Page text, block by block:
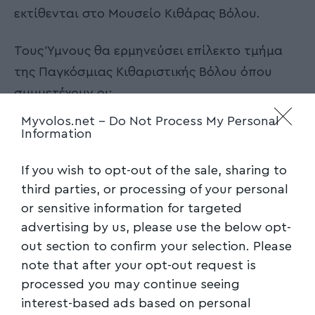
Myvolos.net - Do Not Process My Personal
Information
If you wish to opt-out of the sale, sharing to
third parties, or processing of your personal
or sensitive information for targeted
advertising by us, please use the below opt-
out section to confirm your selection. Please
note that after your opt-out request is
processed you may continue seeing
interest-based ads based on personal
εκτίθενται στο Μουσείο Κιθάρας Βόλου.
Τους Ύμνους θα ερμηνεύσει επίλεκτο τμήμα
της Παγκόσμιας Κιθαριστικής Βόλου όπου
συμμετέχουν οι:
Ανέστης Λουλούδης, Χάρης Κουτσουμπέλιας,
Φουντούλη,
με σολίστ τους: Arnaud Dumond (κιθάρα),
Elenita Roman (κιθάρα), Κατερίνα
Αποστολοπούλου (σοπράνο),
Ζέφη Αποστόλου (φλάουτο),